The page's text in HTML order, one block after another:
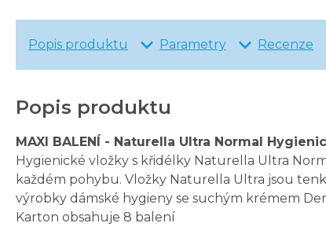
Popis produktu Parametry Recenze
Popis produktu
MAXI BALENÍ - Naturella Ultra Normal
Hygienické vložky s křidélky Naturella Ultra
každém pohybu. Vložky Naturella Ultra jsou
výrobky dámské hygieny se suchým krémem
Karton obsahuje 8 balení